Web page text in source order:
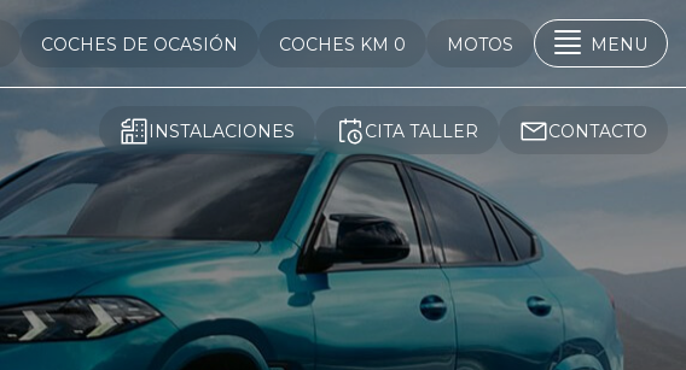
COCHES DE OCASIÓN COCHES KM 0 MOTOS MENU
INSTALACIONES CITA TALLER CONTACTO